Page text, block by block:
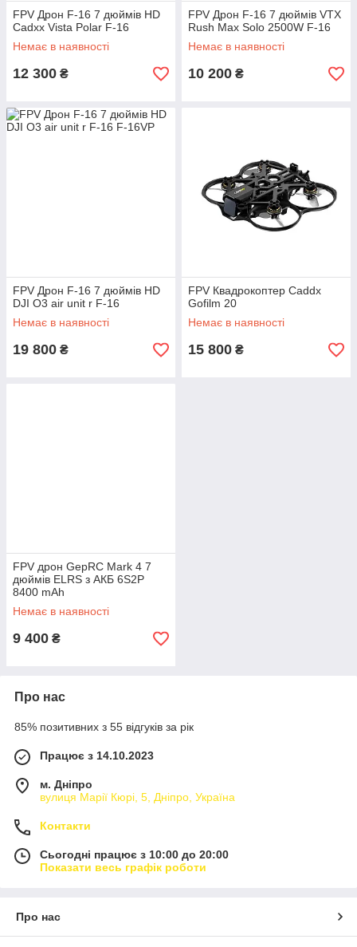
FPV Дрон F-16 7 дюймів HD
Cadxx Vista Polar F-16
Немає в наявності
12 300 ₴
FPV Дрон F-16 7 дюймів VTX
Rush Max Solo 2500W F-16
Немає в наявності
10 200 ₴
FPV Дрон F-16 7 дюймів HD
DJI О3 air unit r F-16
Немає в наявності
19 800 ₴
FPV Квадрокоптер Caddx
Gofilm 20
Немає в наявності
15 800 ₴
FPV дрон GepRC Mark 4 7
дюймів ELRS з АКБ 6S2P
8400 mAh
Немає в наявності
9 400 ₴
Про нас
85% позитивних з 55 відгуків за рік
Працює з 14.10.2023
м. Дніпро
вулиця Марії Кюрі, 5, Дніпро, Україна
Контакти
Сьогодні працює з 10:00 до 20:00
Показати весь графік роботи
Про нас